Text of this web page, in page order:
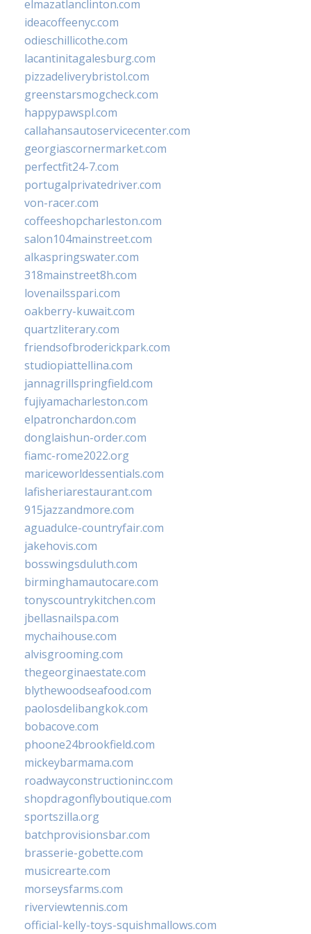
elmazatlanclinton.com
ideacoffeenyc.com
odieschillicothe.com
lacantinitagalesburg.com
pizzadeliverybristol.com
greenstarsmogcheck.com
happypawspl.com
callahansautoservicecenter.com
georgiascornermarket.com
perfectfit24-7.com
portugalprivatedriver.com
von-racer.com
coffeeshopcharleston.com
salon104mainstreet.com
alkaspringswater.com
318mainstreet8h.com
lovenailsspari.com
oakberry-kuwait.com
quartzliterary.com
friendsofbroderickpark.com
studiopiattellina.com
jannagrillspringfield.com
fujiyamacharleston.com
elpatronchardon.com
donglaishun-order.com
fiamc-rome2022.org
mariceworldessentials.com
lafisheriarestaurant.com
915jazzandmore.com
aguadulce-countryfair.com
jakehovis.com
bosswingsduluth.com
birminghamautocare.com
tonyscountrykitchen.com
jbellasnailspa.com
mychaihouse.com
alvisgrooming.com
thegeorginaestate.com
blythewoodseafood.com
paolosdelibangkok.com
bobacove.com
phoone24brookfield.com
mickeybarmama.com
roadwayconstructioninc.com
shopdragonflyboutique.com
sportszilla.org
batchprovisionsbar.com
brasserie-gobette.com
musicrearte.com
morseysfarms.com
riverviewtennis.com
official-kelly-toys-squishmallows.com